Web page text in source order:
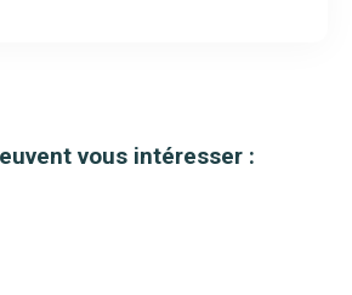
vous intéresser :